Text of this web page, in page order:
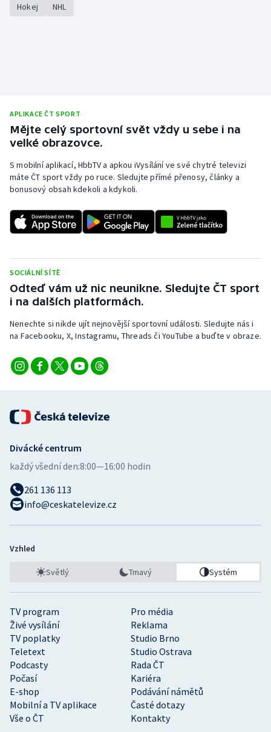
Hokej NHL
APLIKACE ČT SPORT
Mějte celý sportovní svět vždy u sebe i na
velké obrazovce.
S mobilní aplikací, HbbTV a apkou iVysílání ve své chytré televizi
máte ČT sport vždy po ruce. Sledujte přímé přenosy, články a
bonusový obsah kdekoli a kdykoli.
SOCIÁLNÍ SÍTĚ
Odteď vám už nic neunikne. Sledujte ČT sport
i na dalších platformách.
Nenechte si nikde ujít nejnovější sportovní události. Sledujte nás i
na Facebooku, X, Instagramu, Threads či YouTube a buďte v obraze.
TV program
Pro média
Živé vysílání
Reklama
TV poplatky
Studio Brno
Teletext
Studio Ostrava
Podcasty
Rada ČT
Počasí
Kariéra
E-shop
Podávání námětů
Mobilní a TV aplikace
Časté dotazy
Vše o ČT
Kontakty
Divácké centrum
každý všední den:8:00—16:00 hodin
261 136 113
info@ceskatelevize.cz
Vzhled
Světlý Tmavý Systém